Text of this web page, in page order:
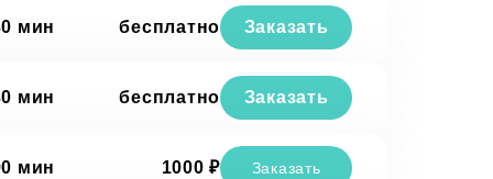
мин бесплатно Заказать
мин бесплатно Заказать
мин 1000 ₽ Заказать